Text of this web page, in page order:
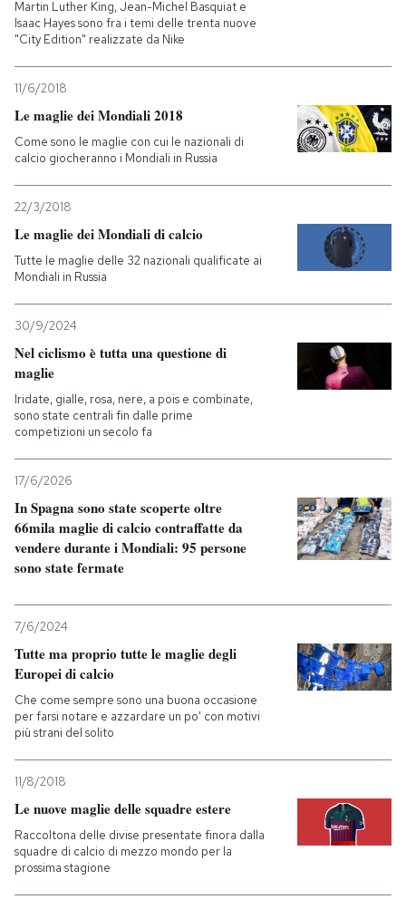
Martin Luther King, Jean-Michel Basquiat e
Isaac Hayes sono fra i temi delle trenta nuove
"City Edition" realizzate da Nike
11/6/2018
Le maglie dei Mondiali 2018
Come sono le maglie con cui le nazionali di
calcio giocheranno i Mondiali in Russia
22/3/2018
Le maglie dei Mondiali di calcio
Tutte le maglie delle 32 nazionali qualificate ai
Mondiali in Russia
30/9/2024
Nel ciclismo è tutta una questione di
maglie
Iridate, gialle, rosa, nere, a pois e combinate,
sono state centrali fin dalle prime
competizioni un secolo fa
17/6/2026
In Spagna sono state scoperte oltre
66mila maglie di calcio contraffatte da
vendere durante i Mondiali: 95 persone
sono state fermate
7/6/2024
Tutte ma proprio tutte le maglie degli
Europei di calcio
Che come sempre sono una buona occasione
per farsi notare e azzardare un po' con motivi
più strani del solito
11/8/2018
Le nuove maglie delle squadre estere
Raccoltona delle divise presentate finora dalla
squadre di calcio di mezzo mondo per la
prossima stagione